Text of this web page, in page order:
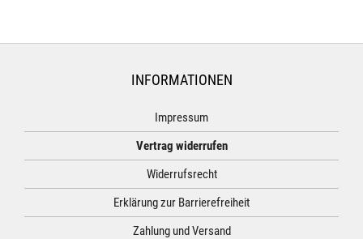
INFORMATIONEN
Impressum
Vertrag widerrufen
Widerrufsrecht
Erklärung zur Barrierefreiheit
Zahlung und Versand